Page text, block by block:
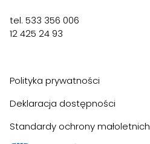
tel. 533 356 006
12 425 24 93
Polityka prywatności
Deklaracja dostępności
Standardy ochrony małoletnich